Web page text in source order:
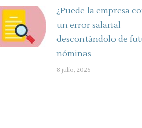
¿Puede la empresa
un error salarial
descontándolo de
nóminas
8 julio, 2026